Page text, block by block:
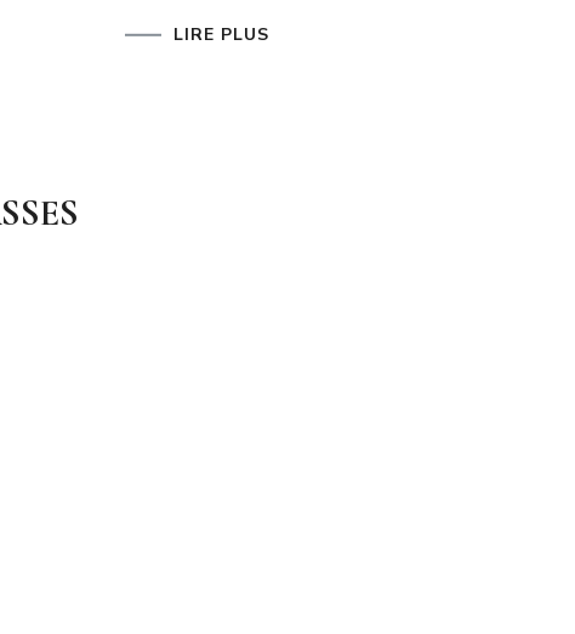
LIRE PLUS